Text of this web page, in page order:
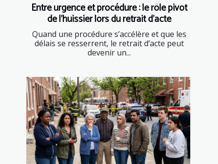
Entre urgence et procédure : le rôle pivot
de l’huissier lors du retrait d’acte
Quand une procédure s’accélère et que les
délais se resserrent, le retrait d’acte peut
devenir un...